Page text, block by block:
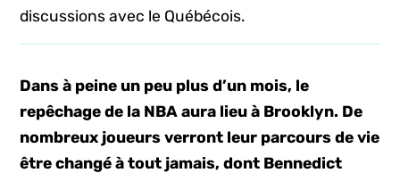
discussions avec le Québécois.
Dans à peine un peu plus d’un mois, le
repêchage de la NBA aura lieu à Brooklyn. De
nombreux joueurs verront leur parcours de vie
être changé à tout jamais, dont Bennedict